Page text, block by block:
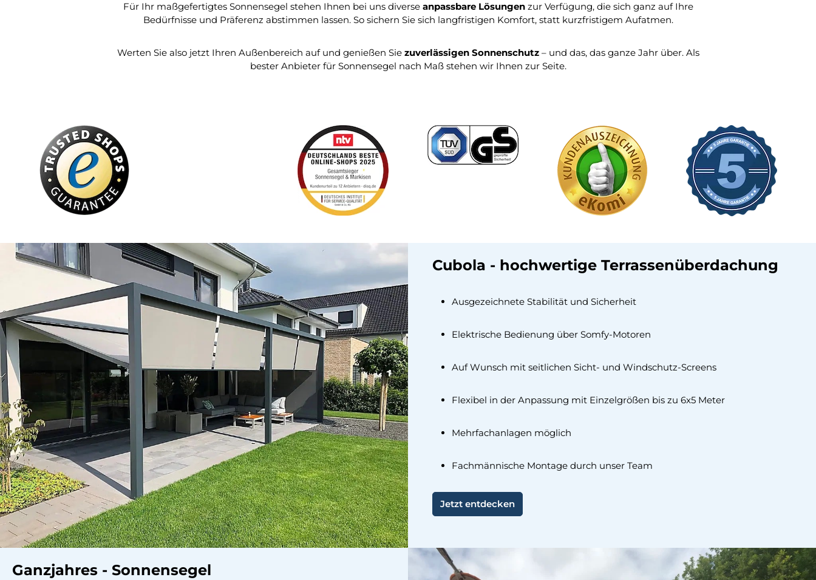
Für Ihr maßgefertigtes Sonnensegel stehen Ihnen bei uns diverse anpassbare Lösungenzur Verfügung, die sich ganz auf Ihre
Bedürfnisse und Präferenz abstimmen lassen. So sichern Sie sich langfristigen Komfort, statt kurzfristigem Aufatmen.
Werten Sie also jetzt Ihren Außenbereich auf und genießen Sie zuverlässigen Sonnenschutz– und das, das ganze Jahr über. Als
bester Anbieter für Sonnensegel nach Maß stehen wir Ihnen zur Seite.
Cubola - hochwertige Terrassenüberdachung
Ausgezeichnete Stabilität und Sicherheit
Elektrische Bedienung über Somfy-Motoren
Auf Wunsch mit seitlichen Sicht- und Windschutz-Screens
Flexibel in der Anpassung mit Einzelgrößen bis zu 6x5 Meter
Mehrfachanlagen möglich
Fachmännische Montage durch unser Team
Jetzt entdecken
Ganzjahres - Sonnensegel